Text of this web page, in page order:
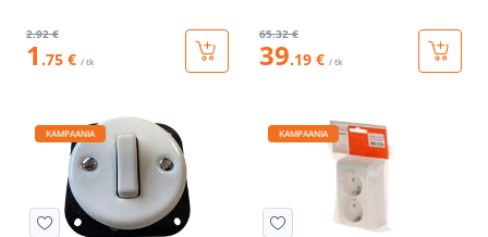
2.92 €
1 .75 € / tk
65.32 €
39.19 € / tk
KAMPAANIA KAMPAANIA